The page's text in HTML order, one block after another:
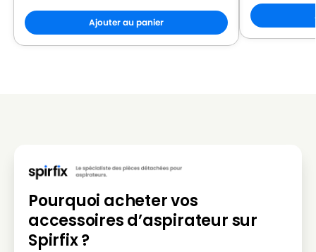
Ajouter au panier
Pourquoi acheter vos
accessoires d’aspirateur sur
Spirfix ?